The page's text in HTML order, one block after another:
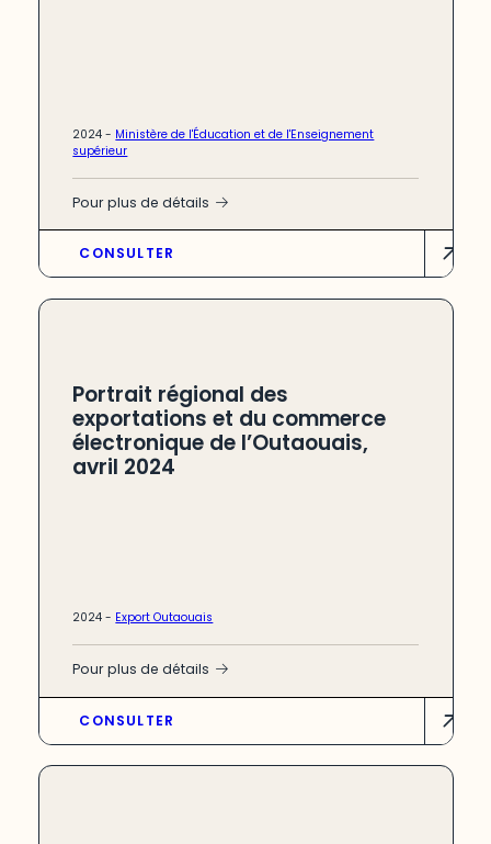
2024 - Ministère de l'Éducation et de l'Enseignement
supérieur
Pour plus de détails
CONSULTER
Portrait régional des
exportations et du commerce
électronique de l’Outaouais,
avril 2024
2024 - Export Outaouais
Pour plus de détails
CONSULTER